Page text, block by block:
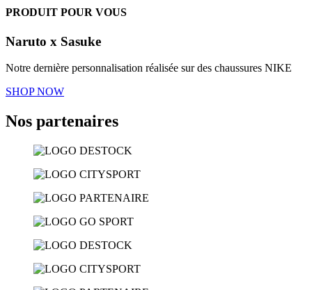
PRODUIT POUR VOUS
Naruto x Sasuke
Notre dernière personnalisation réalisée sur des chaussures NIKE
SHOP NOW
Nos partenaires